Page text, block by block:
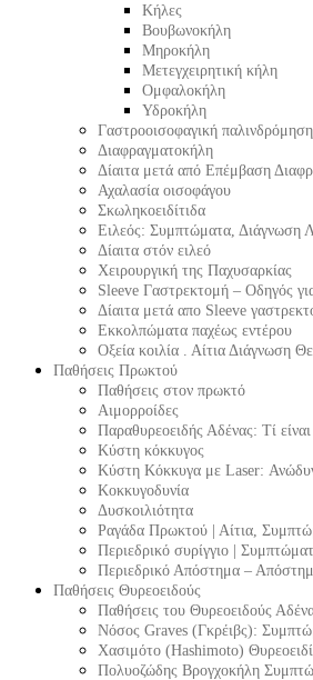
Κήλες
Βουβωνοκήλη
Μηροκήλη
Μετεγχειρητική κήλη
Ομφαλοκήλη
Υδροκήλη
Γαστροοισοφαγική παλινδρόμηση
Διαφραγματοκήλη
Δίαιτα μετά από Επέμβαση
Αχαλασία οισοφάγου
Σκωληκοειδίτιδα
Ειλεός: Συμπτώματα, Διάγνωση
Δίαιτα στόν ειλεό
Χειρουργική της Παχυσαρκίας
Sleeve Γαστρεκτομή – Οδηγός
Δίαιτα μετά απο Sleeve
Εκκολπώματα παχέως εντέρου
Οξεία κοιλία . Αίτια Διάγνωση
Παθήσεις Πρωκτού
Παθήσεις στον πρωκτό
Αιμορροίδες
Παραθυρεοειδής Αδένας: Τί
Κύστη κόκκυγος
Κύστη Κόκκυγα με Laser:
Κοκκυγοδυνία
Δυσκοιλιότητα
Ραγάδα Πρωκτού | Αίτια,
Περιεδρικό συρίγγιο |
Περιεδρικό Απόστημα –
Παθήσεις Θυρεοειδούς
Παθήσεις του Θυρεοειδούς
Νόσος Graves (Γκρέιβς):
Χασιμότο (Hashimoto)
Πολυοζώδης Βρογχοκήλη